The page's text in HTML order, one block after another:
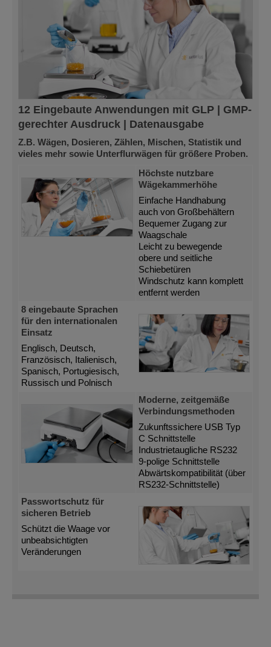
12 Eingebaute Anwendungen mit GLP | GMP-
gerechter Ausdruck | Datenausgabe
Z.B. Wägen, Dosieren, Zählen, Mischen, Statistik und
vieles mehr sowie Unterflurwägen für größere Proben.
Höchste nutzbare
Wägekammerhöhe
Einfache Handhabung
auch von Großbehältern
Bequemer Zugang zur
Waagschale
Leicht zu bewegende
obere und seitliche
Schiebetüren
Windschutz kann komplett
entfernt werden
8 eingebaute Sprachen
für den internationalen
Einsatz
Englisch, Deutsch,
Französisch, Italienisch,
Spanisch, Portugiesisch,
Russisch und Polnisch
Moderne, zeitgemäße
Verbindungsmethoden
Zukunftssichere USB Typ
C Schnittstelle
Industrietaugliche RS232
9-polige Schnittstelle
Abwärtskompatibilität (über
RS232-Schnittstelle)
Passwortschutz für
sicheren Betrieb
Schützt die Waage vor
unbeabsichtigten
Veränderungen